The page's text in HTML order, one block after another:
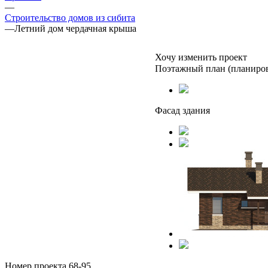
—
Строительство домов из сибита
—Летний дом чердачная крыша
Хочу изменить проект
Поэтажный план
Фасад здания
Номер проекта 68-95